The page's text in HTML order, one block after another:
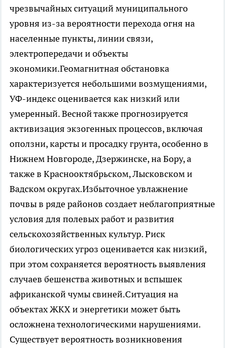
чрезвычайных ситуаций муниципального
уровня из-за вероятности перехода огня на
населенные пункты, линии связи,
электропередачи и объекты
экономики.Геомагнитная обстановка
характеризуется небольшими возмущениями,
УФ-индекс оценивается как низкий или
умеренный. Весной также прогнозируется
активизация экзогенных процессов, включая
оползни, карсты и просадку грунта, особенно в
Нижнем Новгороде, Дзержинске, на Бору, а
также в Краснооктябрьском, Лысковском и
Вадском округах.Избыточное увлажнение
почвы в ряде районов создает неблагоприятные
условия для полевых работ и развития
сельскохозяйственных культур. Риск
биологических угроз оценивается как низкий,
при этом сохраняется вероятность выявления
случаев бешенства животных и вспышек
африканской чумы свиней.Ситуация на
объектах ЖКХ и энергетики может быть
осложнена технологическими нарушениями.
Существует вероятность возникновения